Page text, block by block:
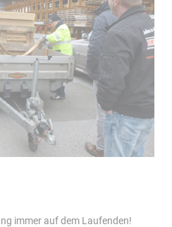
immer auf dem Laufenden!